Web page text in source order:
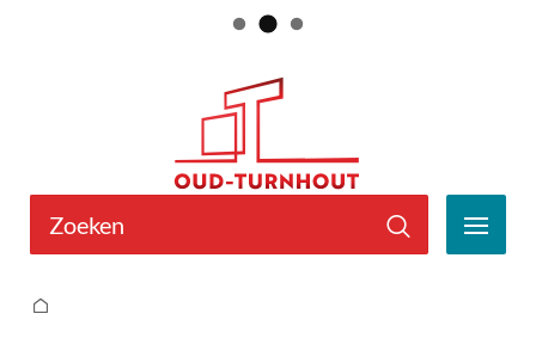
inhoud
zoek
je?
Protocollen en machtigingen